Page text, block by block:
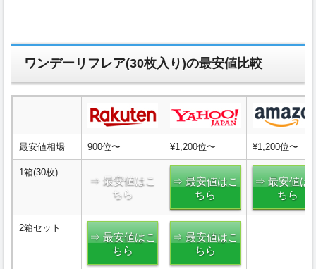
ワンデーリフレア(30枚入り)の最安値比較
最安値相場 900位〜 ¥1,200位〜 ¥1,200位〜
1箱(30枚)
⇒ 最安値はこ
ちら
⇒ 最安値はこ
ちら
⇒ 最安値は
ちら
2箱セット
⇒ 最安値はこ
ちら
⇒ 最安値はこ
ちら